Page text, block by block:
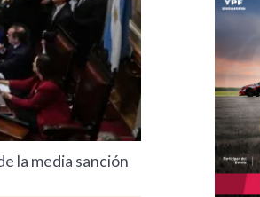
la media sanción